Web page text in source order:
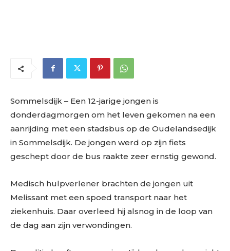
Sommelsdijk – Een 12-jarige jongen is
donderdagmorgen om het leven gekomen na een
aanrijding met een stadsbus op de Oudelandsedijk
in Sommelsdijk. De jongen werd op zijn fiets
geschept door de bus raakte zeer ernstig gewond.
Medisch hulpverlener brachten de jongen uit
Melissant met een spoed transport naar het
ziekenhuis. Daar overleed hij alsnog in de loop van
de dag aan zijn verwondingen.